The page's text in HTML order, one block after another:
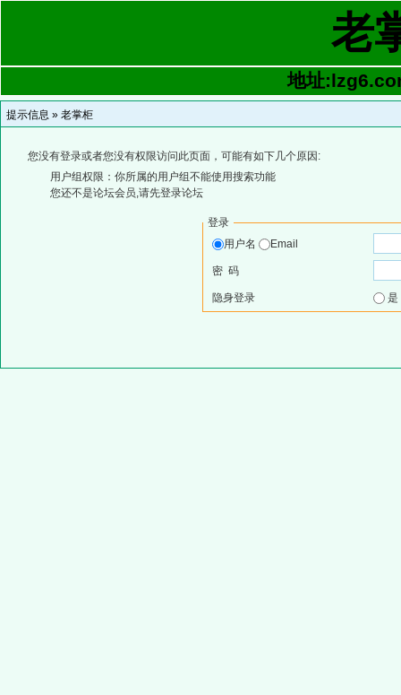
老
地址
提示信息 » 老掌柜
您没有登录或者您没有权限访问此页面，可能有如下几个原因:
用户组权限：你所属的用户组不能使用搜索功能
您还不是论坛会员,请先登录论坛
登录
用户名
Email
密 码
隐身登录